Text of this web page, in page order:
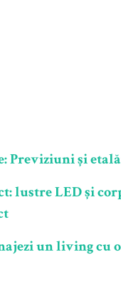
Previziuni și
lustre LED și
un living cu